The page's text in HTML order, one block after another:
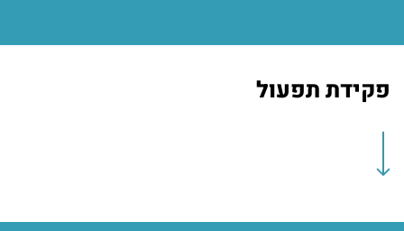
פקידת תפעול